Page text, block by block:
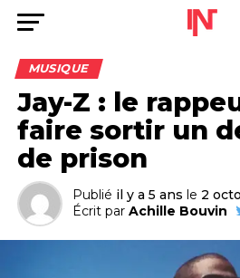
MUSIQUE
Jay-Z : le
faire sortir un
de prison
Publié il y a 5 ans le 2
Écrit par Achille Bouvin